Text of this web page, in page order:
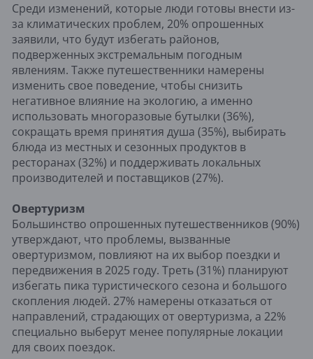
Среди изменений, которые люди готовы внести из-
за климатических проблем, 20% опрошенных
заявили, что будут избегать районов,
подверженных экстремальным погодным
явлениям. Также путешественники намерены
изменить свое поведение, чтобы снизить
негативное влияние на экологию, а именно
использовать многоразовые бутылки (36%),
сокращать время принятия душа (35%), выбирать
блюда из местных и сезонных продуктов в
ресторанах (32%) и поддерживать локальных
производителей и поставщиков (27%).
Овертуризм
Большинство опрошенных путешественников (90%)
утверждают, что проблемы, вызванные
овертуризмом, повлияют на их выбор поездки и
передвижения в 2025 году. Треть (31%) планируют
избегать пика туристического сезона и большого
скопления людей. 27% намерены отказаться от
направлений, страдающих от овертуризма, а 22%
специально выберут менее популярные локации
для своих поездок.